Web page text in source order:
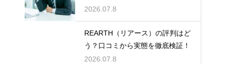
底検証
2026.07.8
REARTH（リアース）の評判はど
う？口コミから実態を徹底検証！
2026.07.8